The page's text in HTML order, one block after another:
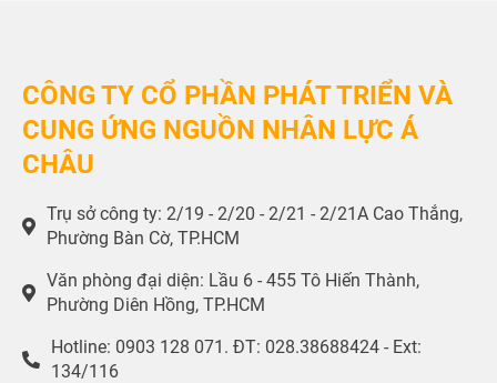
CÔNG TY CỔ PHẦN PHÁT TRIỂN VÀ
CUNG ỨNG NGUỒN NHÂN LỰC Á
CHÂU
Trụ sở công ty: 2/19 - 2/20 - 2/21 - 2/21A Cao Thắng,
Phường Bàn Cờ, TP.HCM
Văn phòng đại diện: Lầu 6 - 455 Tô Hiến Thành,
Phường Diên Hồng, TP.HCM
Hotline: 0903 128 071. ĐT: 028.38688424 - Ext:
134/116